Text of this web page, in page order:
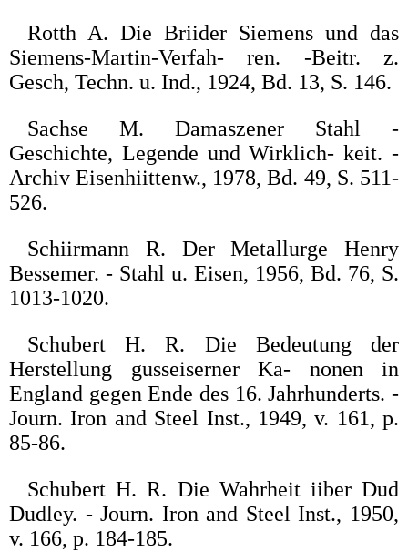
Rotth A. Die Briider Siemens und das
Siemens-Martin-Verfah- ren. -Beitr. z.
Gesch, Techn. u. Ind., 1924, Bd. 13, S. 146.
Sachse M. Damaszener Stahl -
Geschichte, Legende und Wirklich- keit. -
Archiv Eisenhiittenw., 1978, Bd. 49, S. 511-
526.
Schiirmann R. Der Metallurge Henry
Bessemer. - Stahl u. Eisen, 1956, Bd. 76, S.
1013-1020.
Schubert H. R. Die Bedeutung der
Herstellung gusseiserner Ka- nonen in
England gegen Ende des 16. Jahrhunderts. -
Journ. Iron and Steel Inst., 1949, v. 161, p.
85-86.
Schubert H. R. Die Wahrheit iiber Dud
Dudley. - Journ. Iron and Steel Inst., 1950,
v. 166, p. 184-185.